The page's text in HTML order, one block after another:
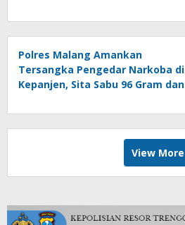
Polres Malang Amankan
Tersangka Pengedar Narkoba di
Kepanjen, Sita Sabu 96 Gram dan
View More